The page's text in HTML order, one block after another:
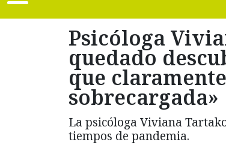
Psicóloga
quedado
que
sobrecargada»
La psicóloga Viviana
tiempos de pandemia.